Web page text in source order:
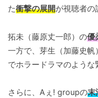
た衝撃の展開が視聴者の
拓未（藤原丈一郎）の優
一方で、芽生（加藤史
でホラードラマのような
さらに、Aぇ! groupの末